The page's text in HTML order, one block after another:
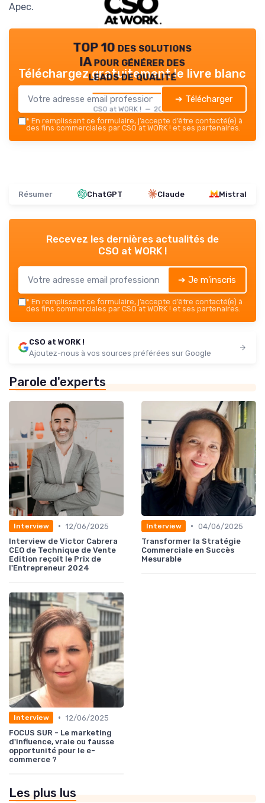
Apec.
TOP 10 des solutions
IA pour générer des
leads de qualité
CSO at WORK ! — 2026
Téléchargez gratuitement le livre blanc
➔ Télécharger
* En remplissant ce formulaire, j’accepte d’être contacté(e) à
des fins commerciales par CSO at WORK ! et ses partenaires.
Résumer ChatGPT Claude Mistral
Recevez les dernières actualités de
CSO at WORK !
➔ Je m'inscris
* En remplissant ce formulaire, j’accepte d’être contacté(e) à
des fins commerciales par CSO at WORK ! et ses partenaires.
CSO at WORK !
Ajoutez-nous à vos sources préférées sur Google
Parole d'experts
Interview • 12/06/2025
Interview de Victor Cabrera
CEO de Technique de Vente
Edition reçoit le Prix de
l'Entrepreneur 2024
Interview • 04/06/2025
Transformer la Stratégie
Commerciale en Succès
Mesurable
Interview • 12/06/2025
FOCUS SUR - Le marketing
d'influence, vraie ou fausse
opportunité pour le e-
commerce ?
Les plus lus